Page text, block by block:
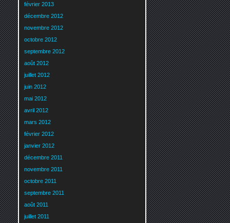
février 2013
décembre 2012
novembre 2012
octobre 2012
septembre 2012
août 2012
juillet 2012
juin 2012
mai 2012
avril 2012
mars 2012
février 2012
janvier 2012
décembre 2011
novembre 2011
octobre 2011
septembre 2011
août 2011
juillet 2011